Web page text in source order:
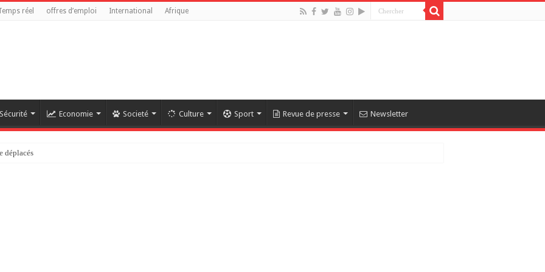
réel offres d’emploi International Afrique
Sécurité Economie Societé Culture Sport Revue de presse Newsletter
déplacés reste anticonstitutionnelle »